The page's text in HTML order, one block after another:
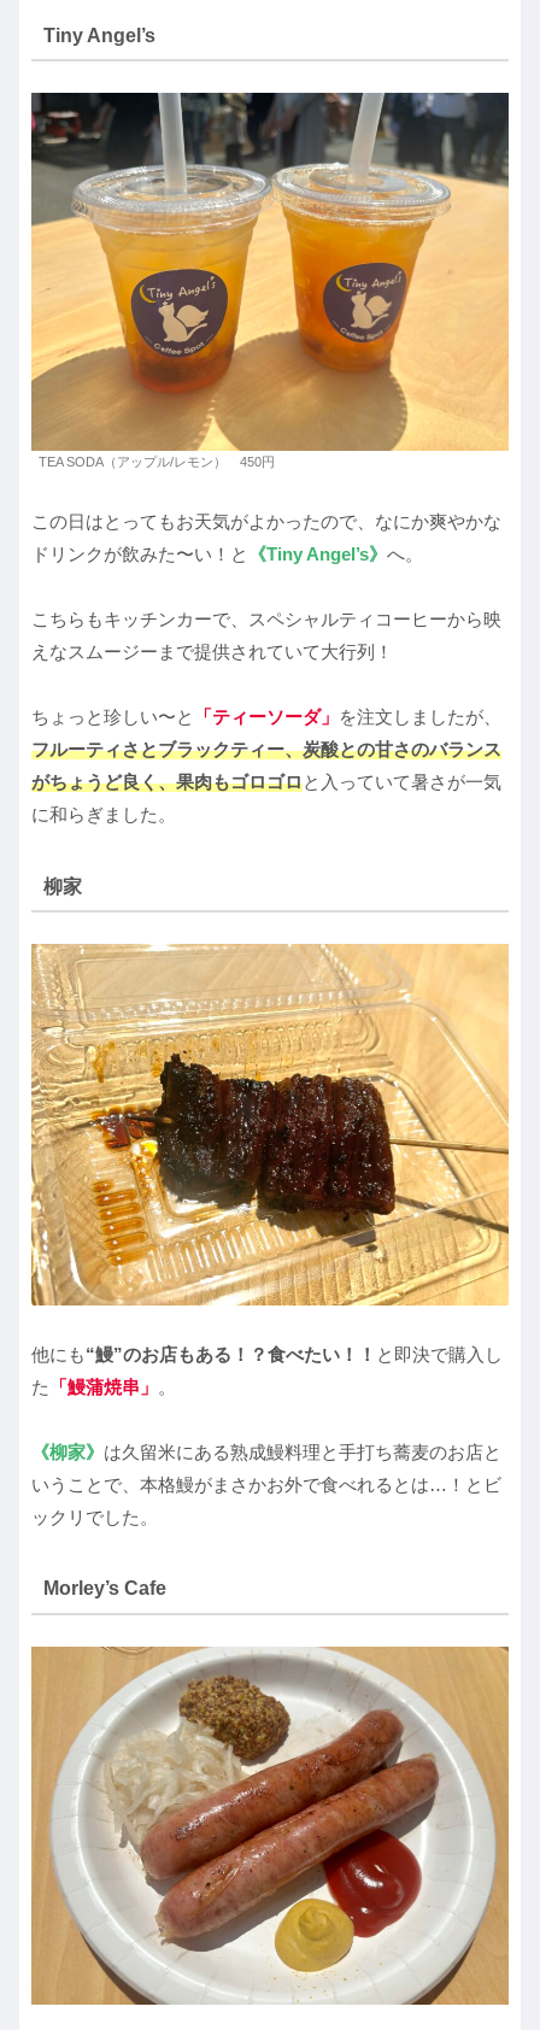
Tiny Angel’s
TEA SODA（アップル/レモン） 450円
この日はとってもお天気がよかったので、なにか爽やかな
ドリンクが飲みた〜い！と
《Tiny Angel’s》 へ。
こちらもキッチンカーで、スペシャルティコーヒーから映
えなスムージーまで提供されていて大行列！
ちょっと珍しい〜と 「ティーソーダ」 を注文しましたが、
フルーティさとブラックティー、炭酸との甘さのバランス
がちょうど良く、果肉もゴロゴロと入っていて暑さが一気
に和らぎました。
柳家
他にも“鰻”のお店もある！？食べたい！！ と即決で購入し
た
「鰻蒲焼串」 。
《柳家》 は久留米にある熟成鰻料理と手打ち蕎麦のお店と
いうことで、本格鰻がまさかお外で食べれるとは…！とビ
ックリでした。
Morley’s Cafe